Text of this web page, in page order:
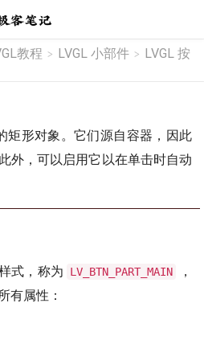
教程 > LVGL 小部件 > LVGL 按
矩形对象。它们源自容器，因此
外，可以启用它以在单击时自动
式，称为 LV_BTN_PART_MAIN
，
有属性：